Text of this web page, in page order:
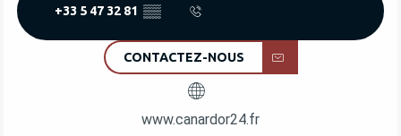
+33 5 47 32 81 ▒▒
CONTACTEZ-NOUS
www.canardor24.fr